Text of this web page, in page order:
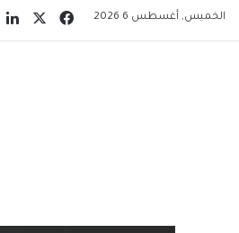
الخميس, أغسطس 6 2026 فيسبوك